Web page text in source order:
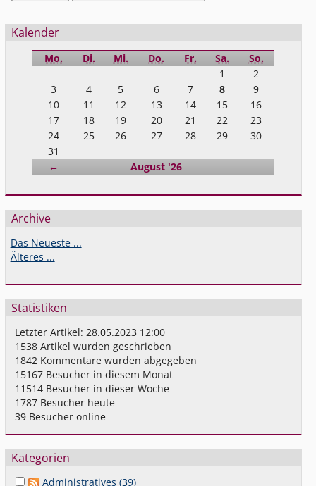
Seitenleiste
Kalender
Mo. Di. Mi. Do. Fr. Sa. So.
← August '26
1
2
3
4 5 6 7 8
9
10
11 12 13 14 15
16
17
18 19 20 21 22
23
24
25 26 27 28 29
30
31
Archive
Das Neueste ...
Älteres ...
Statistiken
Letzter Artikel:28.05.2023 12:00
1538 Artikel wurden geschrieben
1842 Kommentare wurden abgegeben
15167 Besucher in diesem Monat
11514 Besucher in dieser Woche
1787 Besucher heute
39 Besucher online
Kategorien
Administratives (39)